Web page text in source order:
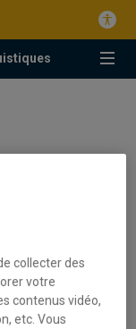
collecter des
votre
contenus vidéo,
etc. Vous